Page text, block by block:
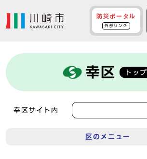
防災ポータル
外部リンク
幸区 トップ
幸区サイト内
区のメニュー